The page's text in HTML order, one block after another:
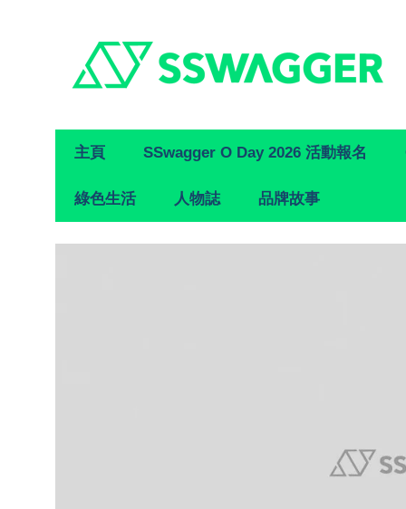
Primary
Navigation
主頁 SSwagger O Day 2026 活動報名
綠色生活 人物誌 品牌故事